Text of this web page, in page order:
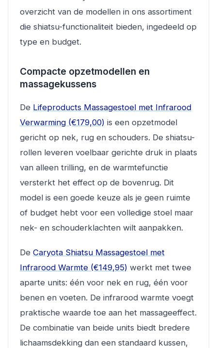
overzicht van de modellen in ons assortiment
die shiatsu-functionaliteit bieden, ingedeeld op
type en budget.
Compacte opzetmodellen en
massagekussens
De Lifeproducts Massagestoel met Infrarood
Verwarming (€179,00) is een opzetmodel
gericht op nek, rug en schouders. De shiatsu-
rollen leveren voelbaar gerichte druk in plaats
van alleen trilling, en de warmtefunctie
versterkt het effect op de bovenrug. Dit
model is een goede keuze als je geen ruimte
of budget hebt voor een volledige stoel maar
nek- en schouderklachten wilt aanpakken.
De Caryota Shiatsu Massagestoel met
Infrarood Warmte (€149,95) werkt met twee
aparte units: één voor nek en rug, één voor
benen en voeten. De infrarood warmte voegt
praktische waarde toe aan het massageeffect.
De combinatie van beide units biedt bredere
lichaamsdekking dan een standaard kussen,